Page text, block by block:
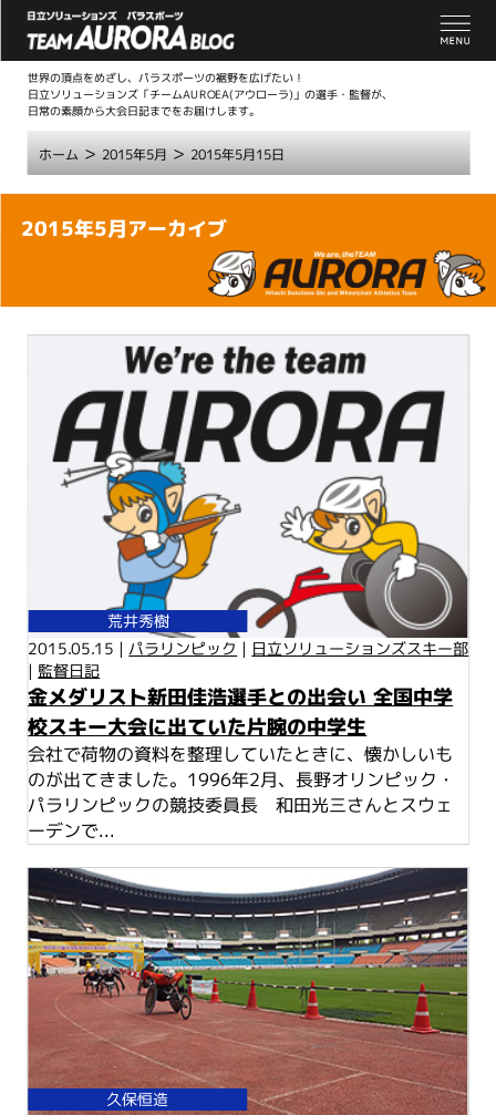
世界の頂点をめざし、パラスポーツの裾野を広げたい！
日立ソリューションズ「チームAUROEA(アウローラ)」の選手・監督が、
日常の素顔から大会日記までをお届けします。
ホーム> 2015年5月 > 2015年5月15日
本
2015年5月アーカイブ
荒井秀樹
2015.05.15 | パラリンピック | 日立ソリューションズスキー部
| 監督日記
金メダリスト新田佳浩選手との出会い 全国中学
校スキー大会に出ていた片腕の中学生
会社で荷物の資料を整理していたときに、懐かしいも
のが出てきました。1996年2月、長野オリンピック・
パラリンピックの競技委員長 和田光三さんとスウェ
ーデンで...
久保恒造